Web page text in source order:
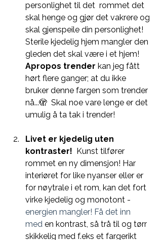
personlighet til det  rommet det
skal henge og gjør det vakrere og
skal gjenspeile din personlighet!
Sterile kjedelig hjem mangler den
gleden det skal være i et hjem!
Apropos trender kan jeg fått
hørt flere ganger; at du ikke
bruker denne fargen som trender
nå...🫣  Skal noe vare lenge er det
umulig å ta tak i trender!
Livet er kjedelig uten
kontraster! Kunst tilfører
rommet en ny dimensjon! Har
interiøret for like nyanser eller er
for nøytrale i et rom, kan det fort
virke kjedelig og monotont -
energien mangler! Få det inn
med en kontrast, så trå til og tørr
skikkelig med f.eks et fargerikt